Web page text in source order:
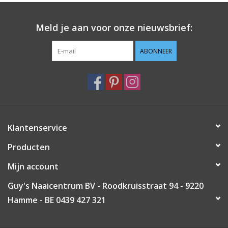
Meld je aan voor onze nieuwsbrief:
ABONNEER
Klantenservice
Producten
Mijn account
Guy's Naaicentrum BV - Roodkruisstraat 94 - 9220
Hamme - BE 0439 427 321